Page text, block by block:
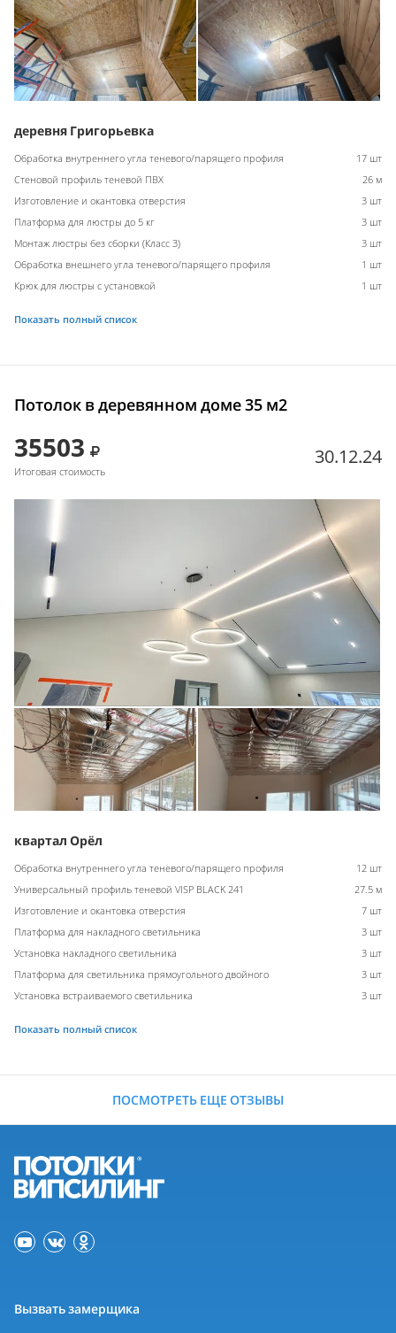
деревня Григорьевка
Обработка внутреннего угла теневого/парящего профиля
17 шт
Стеновой профиль теневой ПВХ
26 м
Изготовление и окантовка отверстия
3 шт
Платформа для люстры до 5 кг
3 шт
Монтаж люстры без сборки (Класс 3)
3 шт
Обработка внешнего угла теневого/парящего профиля
1 шт
Крюк для люстры с установкой
1 шт
Показать полный список
Потолок в деревянном доме 35 м2
35503
Итоговая стоимость
30.12.24
квартал Орёл
Обработка внутреннего угла теневого/парящего профиля
12 шт
Универсальный профиль теневой VISP BLACK 241
27.5 м
Изготовление и окантовка отверстия
7 шт
Платформа для накладного светильника
3 шт
Установка накладного светильника
3 шт
Платформа для светильника прямоугольного двойного
3 шт
Установка встраиваемого светильника
3 шт
Показать полный список
ПОСМОТРЕТЬ ЕЩЕ ОТЗЫВЫ
Вызвать замерщика